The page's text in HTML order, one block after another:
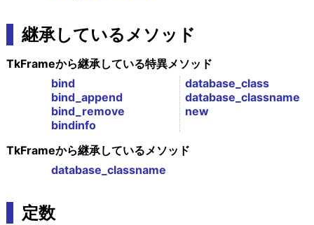
継承しているメソッド
TkFrameから継承している特異メソッド
bind
bind_append
bind_remove
bindinfo
database_class
database_classname
new
TkFrameから継承しているメソッド
database_classname
定数